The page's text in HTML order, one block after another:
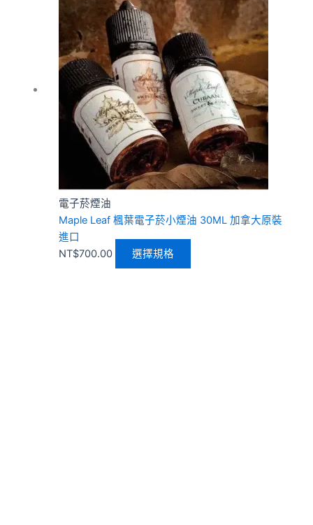
電子菸煙油
Maple Leaf 楓葉電子菸小煙油 30ML 加拿大原裝
進口
NT$700.00 選擇規格
產
品
有
多
種
款
式。
可
在
產
品
頁
選